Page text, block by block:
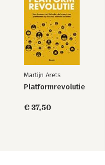
Martijn Arets
Platformrevolutie
€ 37,50